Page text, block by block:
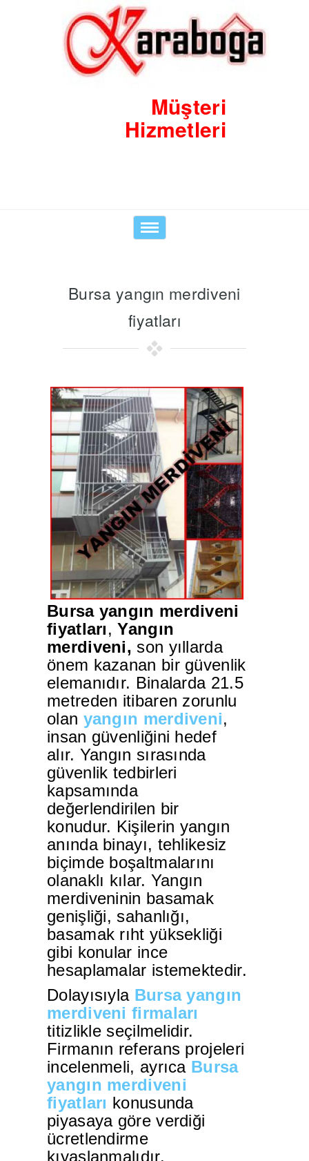
Müşteri
Hizmetleri
Toggle
navigation
Bursa yangın merdiveni
fiyatları
Bursa yangın merdiveni
fiyatları,Yangın
merdiveni, son yıllarda
önem kazanan bir güvenlik
elemanıdır. Binalarda 21.5
metreden itibaren zorunlu
olan yangın merdiveni,
insan güvenliğini hedef
alır. Yangın sırasında
güvenlik tedbirleri
kapsamında
değerlendirilen bir
konudur. Kişilerin yangın
anında binayı, tehlikesiz
biçimde boşaltmalarını
olanaklı kılar. Yangın
merdiveninin basamak
genişliği, sahanlığı,
basamak rıht yüksekliği
gibi konular ince
hesaplamalar istemektedir.
Dolayısıyla Bursa yangın
merdiveni firmaları
titizlikle seçilmelidir.
Firmanın referans projeleri
incelenmeli, ayrıca Bursa
yangın merdiveni
fiyatları konusunda
piyasaya göre verdiği
ücretlendirme
kıyaslanmalıdır.